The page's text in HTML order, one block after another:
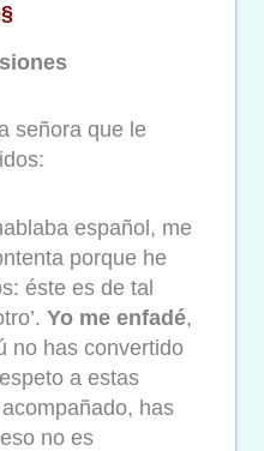
señora que le
español, me
porque he
éste es de tal
Yo me enfadé,
no has convertido
a estas
has
no es